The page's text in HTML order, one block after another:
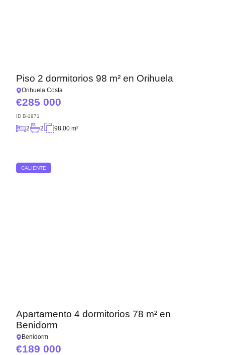
Piso 2 dormitorios 98 m² en Orihuela
Orihuela Costa
285 000
ID B-1971
2 2 98.00 m²
CALIENTE
Apartamento 4 dormitorios 78 m² en
Benidorm
Benidorm
189 000